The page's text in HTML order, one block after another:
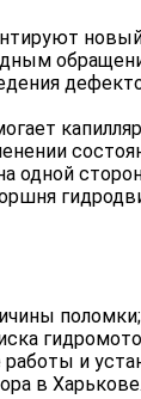
одной
поломки;
и
в Харькове.